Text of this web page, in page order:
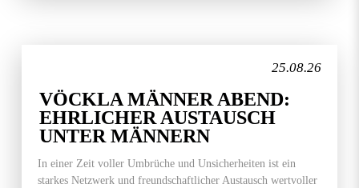
25.08.26
VÖCKLA MÄNNER ABEND:
EHRLICHER AUSTAUSCH
UNTER MÄNNERN
In einer Zeit voller Umbrüche und Unsicherheiten ist ein
starkes Netzwerk und freundschaftlicher Austausch wertvoller